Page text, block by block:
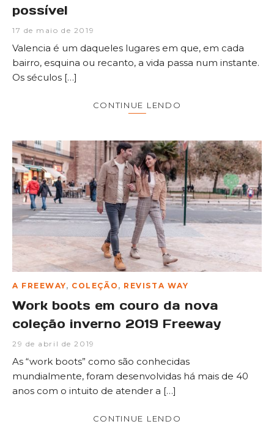
possível
17 de maio de 2019
Valencia é um daqueles lugares em que, em cada
bairro, esquina ou recanto, a vida passa num instante.
Os séculos […]
CONTINUE LENDO
A FREEWAY, COLEÇÃO , REVISTA WAY
Work boots em couro da nova
coleção inverno 2019 Freeway
29 de abril de 2019
As “work boots” como são conhecidas
mundialmente, foram desenvolvidas há mais de 40
anos com o intuito de atender a […]
CONTINUE LENDO